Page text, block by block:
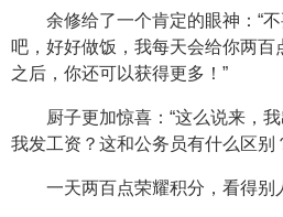
余修给了一个肯定的眼神：“
吧，好好做饭，我每天会给你两百
之后，你还可以获得更多！”
厨子更加惊喜：“这么说来，
我发工资？这和公务员有什么区别
一天两百点荣耀积分，看得别